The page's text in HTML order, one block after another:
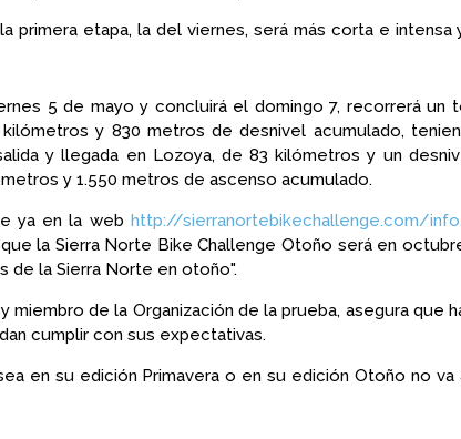
etapa, la del viernes, será más corta e intensa
5 de mayo y concluirá el domingo 7, recorrerá
y 830 metros de desnivel acumulado,
y llegada en Lozoya, de 83 kilómetros y un
y 1.550 metros de ascenso acumulado.
ya en la web http://sierranortebikechallenge.com/
la Sierra Norte Bike Challenge Otoño será en
la Sierra Norte en otoño".
de la Organización de la prueba, asegura que
cumplir con sus expectativas.
en su edición Primavera o en su edición Otoño no